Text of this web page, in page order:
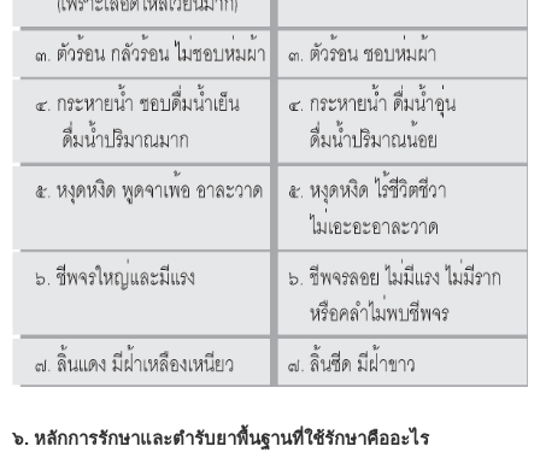
๖. หลักการรักษาและตำรับยาพื้นฐานที่ใช้รักษาคืออะไร